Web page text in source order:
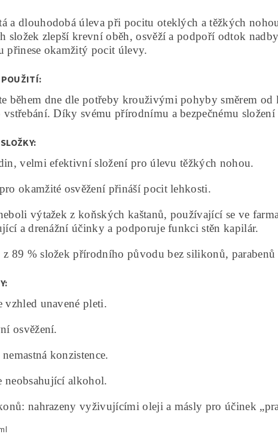
a dlouhodobá úleva při pocitu oteklých a těžkých
složek zlepší krevní oběh, osvěží a podpoří odtok
přinese okamžitý pocit úlevy.
během dne dle potřeby krouživými pohyby směrem
vstřebání. Díky svému přírodnímu a bezpečnému
velmi efektivní složení pro úlevu těžkých nohou.
okamžité osvěžení přináší pocit lehkosti.
výtažek z koňských kaštanů, používající se ve
a drenážní účinky a podporuje funkci stěn kapilár.
z 89 % složek přírodního původu bez silikonů,
vzhled unavené pleti.
osvěžení.
konzistence.
neobsahující alkohol.
nahrazeny vyživujícími oleji a másly pro účinek